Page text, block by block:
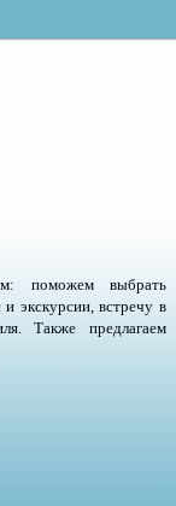
поможем выбрать
экскурсии, встречу в
Также предлагаем